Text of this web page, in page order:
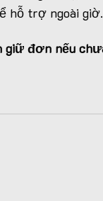
hỗ trợ ngoài giờ.
giữ đơn nếu